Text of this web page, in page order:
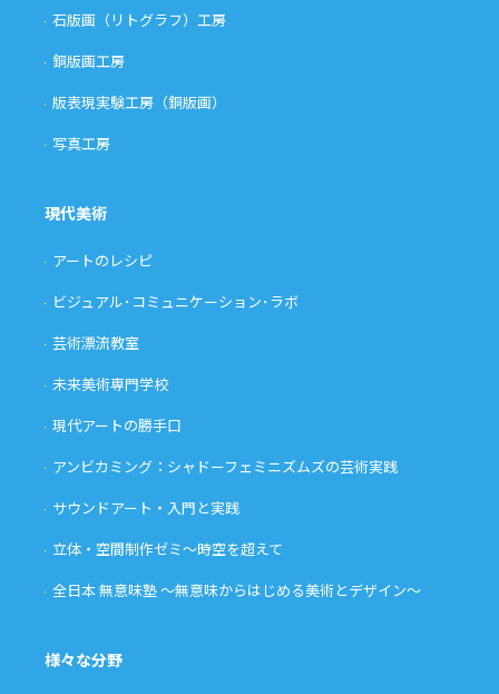
石版画（リトグラフ）工房
銅版画工房
版表現実験工房（銅版画）
写真工房
現代美術
アートのレシピ
ビジュアル･コミュニケーション･ラボ
芸術漂流教室
未来美術専門学校
現代アートの勝手口
アンビカミング：シャドーフェミニズムズの芸術実践
サウンドアート・入門と実践
立体・空間制作ゼミ〜時空を超えて
全日本 無意味塾 〜無意味からはじめる美術とデザイン〜
様々な分野